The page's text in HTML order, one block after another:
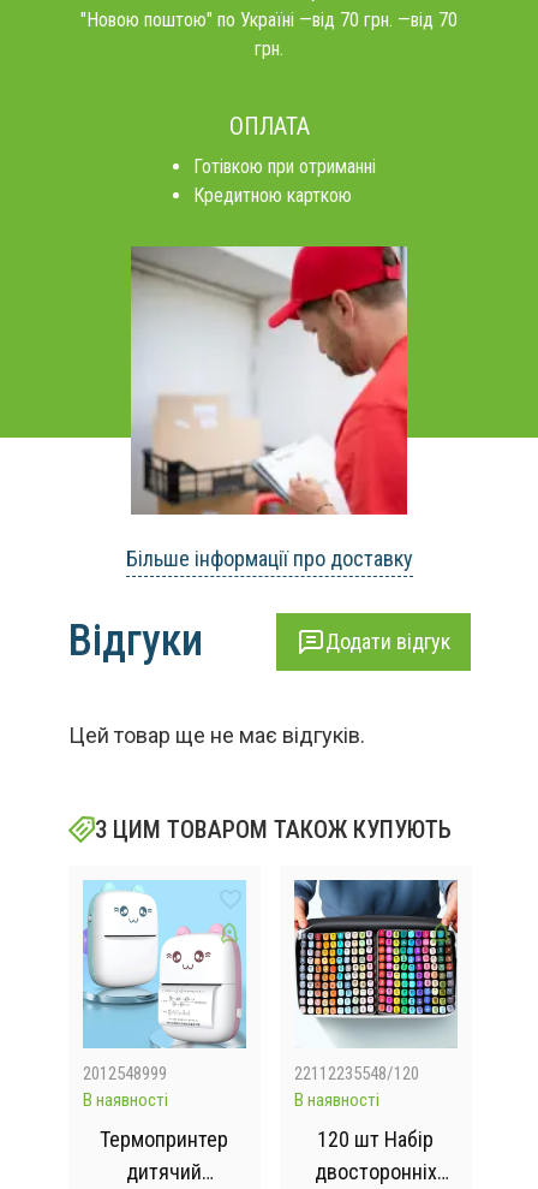
"Новою поштою" по Україні —від 70 грн. —від 70
грн.
ОПЛАТА
Готівкою при отриманні
Кредитною карткою
Більше інформації про доставку
Відгуки Додати відгук
Цей товар ще не має відгуків.
З ЦИМ ТОВАРОМ ТАКОЖ КУПУЮТЬ
2012548999
В наявності
Термопринтер
дитячий
22112235548/120
В наявності
120 шт Набір
двосторонніх